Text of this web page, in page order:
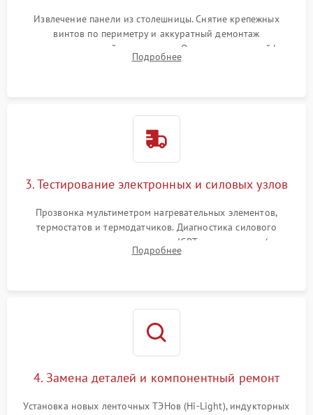
Извлечение панели из столешницы. Снятие крепежных
винтов по периметру и аккуратный демонтаж
стеклокерамической поверхности. Отсоединение шлейфов
сенсорного блока для доступа к силовым платам, катушкам
Подробнее
3. Тестирование электронных и силовых узлов
Прозвонка мультиметром нагревательных элементов,
термостатов и термодатчиков. Диагностика силового
модуля, реле, диодных мостов и IGBT-транзисторов (для
индукции). Проверка кранов и газ-контроля (для газовых
Подробнее
4. Замена деталей и компонентный ремонт
Установка новых ленточных ТЭНов (Hi-Light), индукторных